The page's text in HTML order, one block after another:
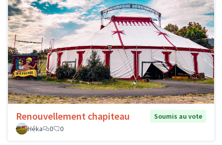
Renouvellement chapiteau
Soumis au vote
Héka
0 0